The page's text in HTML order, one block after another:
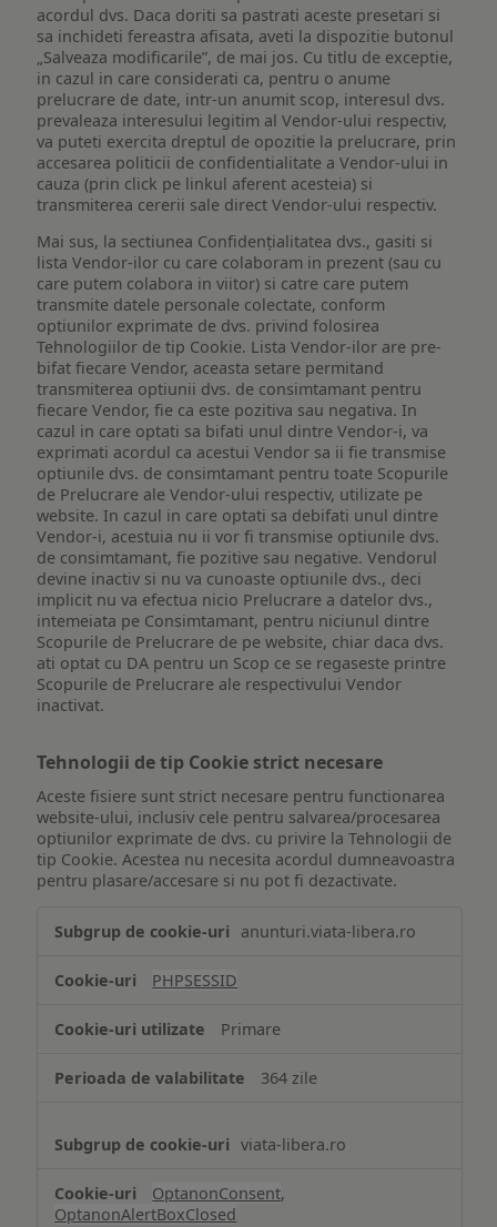
acordul dvs. Daca doriti sa pastrati aceste presetari si
sa inchideti fereastra afisata, aveti la dispozitie butonul
„Salveaza modificarile”, de mai jos. Cu titlu de exceptie,
in cazul in care considerati ca, pentru o anume
prelucrare de date, intr-un anumit scop, interesul dvs.
prevaleaza interesului legitim al Vendor-ului respectiv,
va puteti exercita dreptul de opozitie la prelucrare, prin
accesarea politicii de confidentialitate a Vendor-ului in
cauza (prin click pe linkul aferent acesteia) si
transmiterea cererii sale direct Vendor-ului respectiv.
Mai sus, la sectiunea Confidențialitatea dvs., gasiti si
lista Vendor-ilor cu care colaboram in prezent (sau cu
care putem colabora in viitor) si catre care putem
transmite datele personale colectate, conform
optiunilor exprimate de dvs. privind folosirea
Tehnologiilor de tip Cookie. Lista Vendor-ilor are pre-
bifat fiecare Vendor, aceasta setare permitand
transmiterea optiunii dvs. de consimtamant pentru
fiecare Vendor, fie ca este pozitiva sau negativa. In
cazul in care optati sa bifati unul dintre Vendor-i, va
exprimati acordul ca acestui Vendor sa ii fie transmise
optiunile dvs. de consimtamant pentru toate Scopurile
de Prelucrare ale Vendor-ului respectiv, utilizate pe
website. In cazul in care optati sa debifati unul dintre
Vendor-i, acestuia nu ii vor fi transmise optiunile dvs.
de consimtamant, fie pozitive sau negative. Vendorul
devine inactiv si nu va cunoaste optiunile dvs., deci
implicit nu va efectua nicio Prelucrare a datelor dvs.,
intemeiata pe Consimtamant, pentru niciunul dintre
Scopurile de Prelucrare de pe website, chiar daca dvs.
ati optat cu DA pentru un Scop ce se regaseste printre
Scopurile de Prelucrare ale respectivului Vendor
inactivat.
Tehnologii de tip Cookie strict necesare
Aceste fisiere sunt strict necesare pentru functionarea
website-ului, inclusiv cele pentru salvarea/procesarea
optiunilor exprimate de dvs. cu privire la Tehnologii de
tip Cookie. Acestea nu necesita acordul dumneavoastra
pentru plasare/accesare si nu pot fi dezactivate.
de
Cookie
necesare
anunturi.viata-libera.ro
PHPSESSID
Primare
364 zile
viata-libera.ro
OptanonConsent,
OptanonAlertBoxClosed